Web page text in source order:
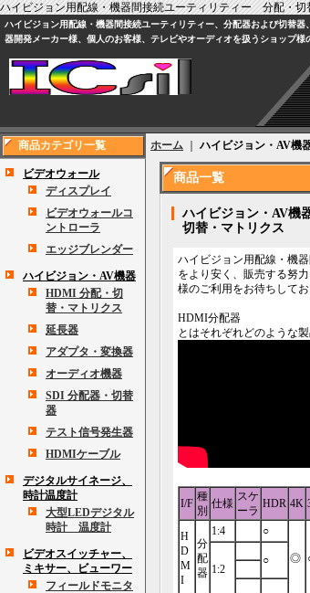
ハイビジョン用配線・機器間接続ユーティリティー 分配・切
ハイビジョン用配線・機器間接続ユーティリティー、分配器および切替
器開発メーカー様、個人のお客様、テレビやオーディオを扱うショップ様
商品カテゴリ一覧
ビデオウォール
ディスプレイ
ビデオウォールコ
ントローラ
エッジブレンダー
ハイビジョン・AV機器
HDMI 分配・切
替・マトリクス
延長器
アダプタ・変換器
オーディオ機器
SDI 分配器・切替
器
テスト信号発生器
HDMIケーブル
デジタルサイネージ、
時計温度計
大型LEDデジタル
時計 温度計
ビデオスイッチャー、
ミキサー、ビューワー
フィールドモニタ
ホーム ｜ハイビジョン・AV機
商品一覧
ハイビジョン・AV機
切替・マトリクス
ハイビジョン用配線・機
をより安く、販売する努
様のご利用をお待ちしてお
HDMI分配
とはそれぞれどのような製
I/F
種
別
仕様
スケ
ーラ
HDR 4K
H
D
M
I
分
配
器
1:4 ○
◎
1:2
○